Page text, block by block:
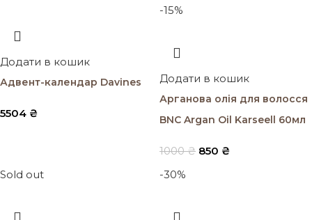
Додати в кошик
Адвент-календар Davines
5504 ₴
-15%
Додати в кошик
Арганова олія для волосся
BNC Argan Oil Karseell 60мл
1000₴ 850 ₴
Sold out
-30%